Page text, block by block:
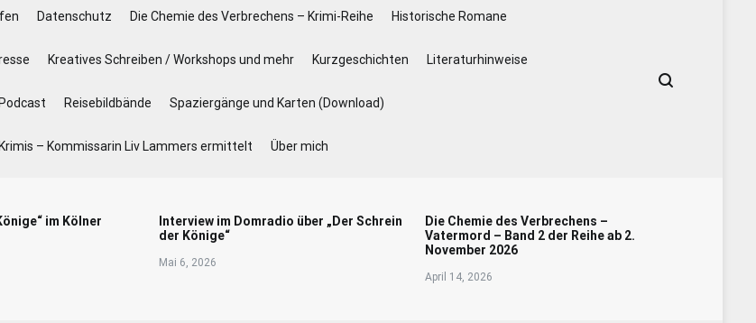
Datenschutz Die Chemie des Verbrechens – Krimi-Reihe Historische Romane
Kreatives Schreiben / Workshops und mehr Kurzgeschichten Literaturhinweise
Podcast Reisebildbände Spaziergänge und Karten (Download)
– Kommissarin Liv Lammers ermittelt Über mich
im Kölner
Interview im Domradio über „Der Schrein
der Könige“
Mai 6, 2026
Die Chemie des Verbrechens –
Vatermord – Band 2 der Reihe ab 2.
November 2026
April 14, 2026